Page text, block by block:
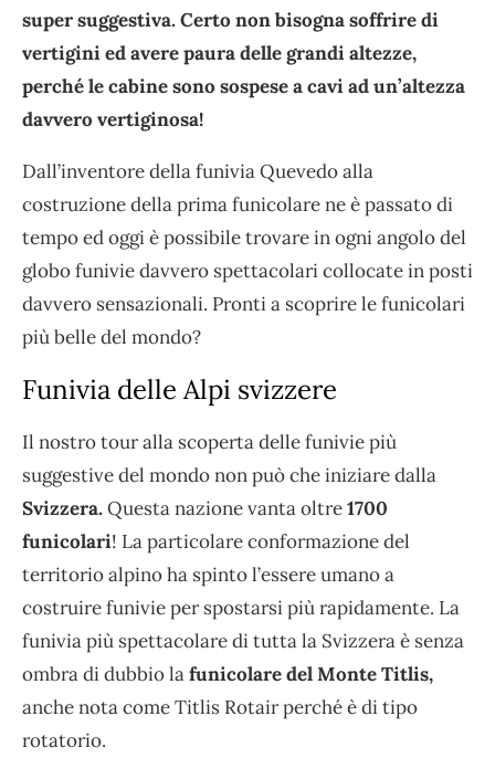
super suggestiva. Certo non bisogna soffrire di
vertigini ed avere paura delle grandi altezze,
perché le cabine sono sospese a cavi ad un’altezza
davvero vertiginosa!
Dall’inventore della funivia Quevedo alla
costruzione della prima funicolare ne è passato di
tempo ed oggi è possibile trovare in ogni angolo del
globo funivie davvero spettacolari collocate in posti
davvero sensazionali. Pronti a scoprire le funicolari
più belle del mondo?
Funivia delle Alpi svizzere
Il nostro tour alla scoperta delle funivie più
suggestive del mondo non può che iniziare dalla
Svizzera. Questa nazione vanta oltre1700
funicolari! La particolare conformazione del
territorio alpino ha spinto l’essere umano a
costruire funivie per spostarsi più rapidamente. La
funivia più spettacolare di tutta la Svizzera è senza
ombra di dubbio lafunicolare del Monte Titlis,
anche nota come Titlis Rotair perché è di tipo
rotatorio.